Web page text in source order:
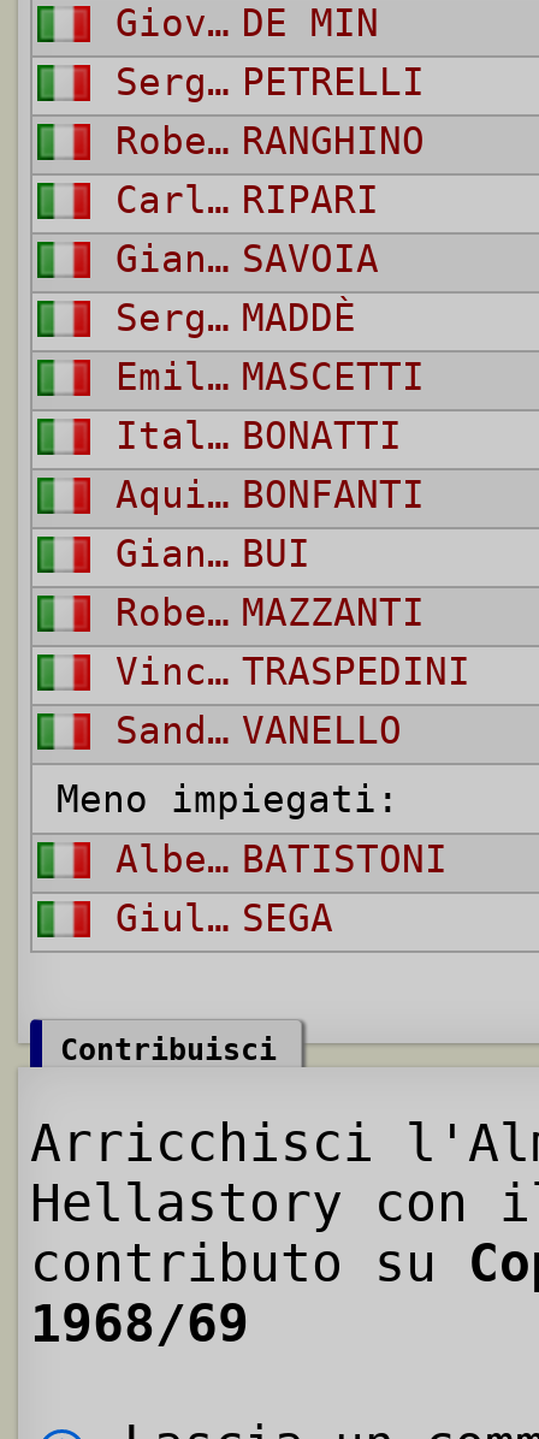
Giovanni DE MIN
Sergio PETRELLI
Roberto RANGHINO
Carlo RIPARI
Giancarlo SAVOIA
Sergio MADDÈ
Emiliano MASCETTI
Italo BONATTI
Aquilino BONFANTI
Gianni BUI
Roberto MAZZANTI
Vincenzo TRASPEDINI
Sandro VANELLO
Meno impiegati:
Alberto BATISTONI
Giulio SEGA
Contribuisci
Arricchisci
Hellastory con
contributo su
1968/69